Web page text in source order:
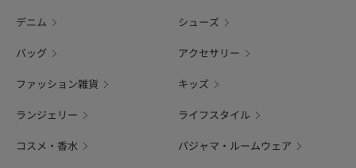
デニム シューズ
バッグ アクセサリー
ファッション雑貨 キッズ
ランジェリー ライフスタイル
コスメ・香水 パジャマ・ルームウェア